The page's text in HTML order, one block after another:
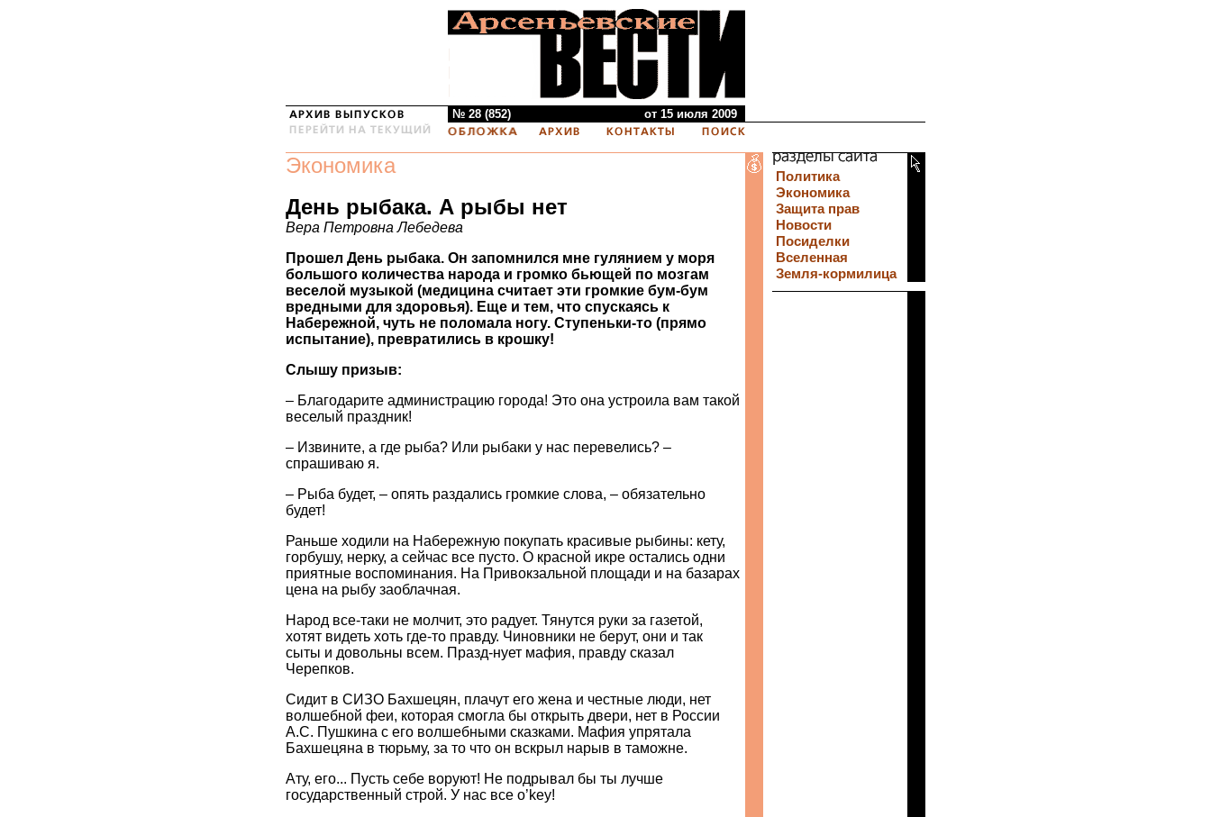
№ 28 (852) от 15 июля 2009
Экономика
День рыбака. А рыбы нет
Вера Петровна Лебедева
Прошел День рыбака. Он запомнился мне гулянием у моря
большого количества народа и громко бьющей по мозгам
веселой музыкой (медицина считает эти громкие бум-бум
вредными для здоровья). Еще и тем, что спускаясь к
Набережной, чуть не поломала ногу. Ступеньки-то (прямо
испытание), превратились в крошку!
Слышу призыв:
– Благодарите администрацию города! Это она устроила вам такой
веселый праздник!
– Извините, а где рыба? Или рыбаки у нас перевелись? –
спрашиваю я.
– Рыба будет, – опять раздались громкие слова, – обязательно
будет!
Раньше ходили на Набережную покупать красивые рыбины: кету,
горбушу, нерку, а сейчас все пусто. О красной икре остались одни
приятные воспоминания. На Привокзальной площади и на базарах
цена на рыбу заоблачная.
Народ все-таки не молчит, это радует. Тянутся руки за газетой,
хотят видеть хоть где-то правду. Чиновники не берут, они и так
сыты и довольны всем. Празд-нует мафия, правду сказал
Черепков.
Сидит в СИЗО Бахшецян, плачут его жена и честные люди, нет
волшебной феи, которая смогла бы открыть двери, нет в России
А.С. Пушкина с его волшебными сказками. Мафия упрятала
Бахшецяна в тюрьму, за то что он вскрыл нарыв в таможне.
Ату, его... Пусть себе воруют! Не подрывал бы ты лучше
государственный строй. У нас все o’key!
Политика
Экономика
Защита прав
Новости
Посиделки
Вселенная
Земля-кормилица